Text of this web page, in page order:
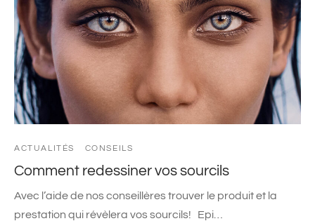
ACTUALITÉS CONSEILS
Comment redessiner vos sourcils
Avec l’aide de nos conseillères trouver le produit et la
prestation qui révèlera vos sourcils! Epi…